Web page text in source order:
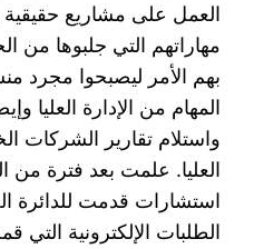
العمل على مشاريع
مهاراتهم التي جلبوها من
بهم الأمر ليصبحوا مجرد
المهام من الإدارة العليا
واستلام تقارير الشركات
العليا. علمت بعد فترة من
استشارات قدمت للدائرة
الطلبات الإلكترونية التي